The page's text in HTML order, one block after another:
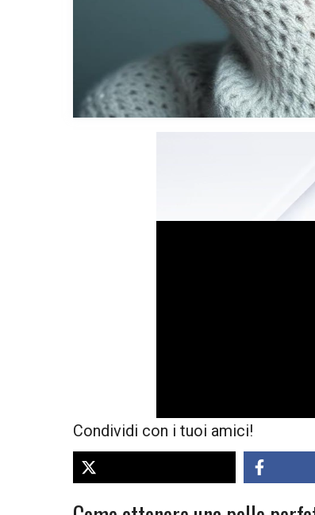
Condividi con i tuoi amici!